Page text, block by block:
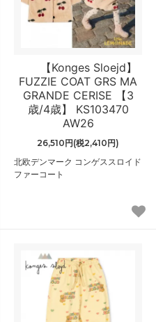
【Konges Sloejd】
FUZZIE COAT GRS MA
GRANDE CERISE 【3
歳/4歳】 KS103470
AW26
26,510円(税2,410円)
北欧デンマーク コンゲススロイド
ファーコート